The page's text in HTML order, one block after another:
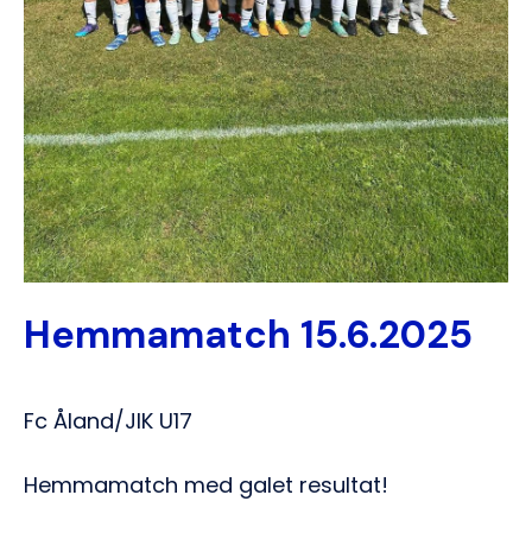
Hemmamatch 15.6.2025
Fc Åland/JIK U17
Hemmamatch med galet resultat!